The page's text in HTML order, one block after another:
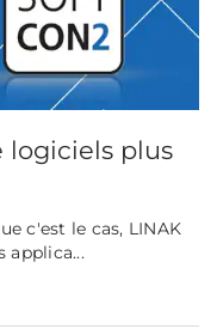
logiciels plus
c'est le cas, LINAK
applica...